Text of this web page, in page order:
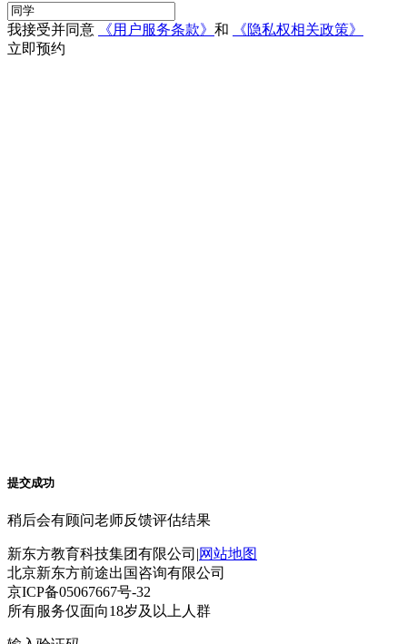
我接受并同意 《用户服务条款》 和
《隐私权相关政策》
立即预约
提交成功
稍后会有顾问老师反馈评估结果
新东方教育科技集团有限公司|网站地图
北京新东方前途出国咨询有限公司
京ICP备05067667号-32
所有服务仅面向18岁及以上人群